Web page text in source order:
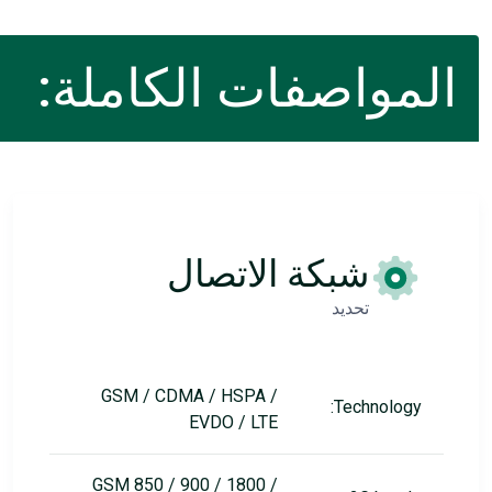
المواصفات الكاملة:
شبكة الاتصال
تحديد
Technology:
GSM / CDMA / HSPA /
EVDO / LTE
GSM 850 / 900 / 1800 /